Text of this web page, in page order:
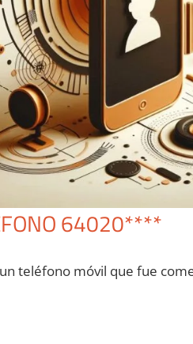
64020****
teléfono móvil quе fue